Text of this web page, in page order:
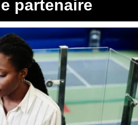
partenaire